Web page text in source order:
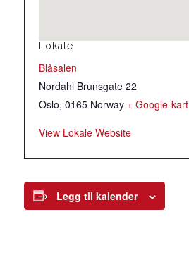
Lokale
Blåsalen
Nordahl Brunsgate 22
Oslo, 0165 Norway + Google-kart
View Lokale Website
Legg til kalender